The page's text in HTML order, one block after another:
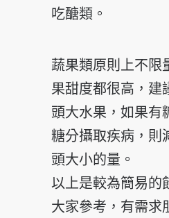
吃醣類。
蔬果類原則上不限
果甜度都很高，建
頭大水果，如果有
糖分攝取疾病，則
頭大小的量。
以上是較為簡易的
大家參考，有需求